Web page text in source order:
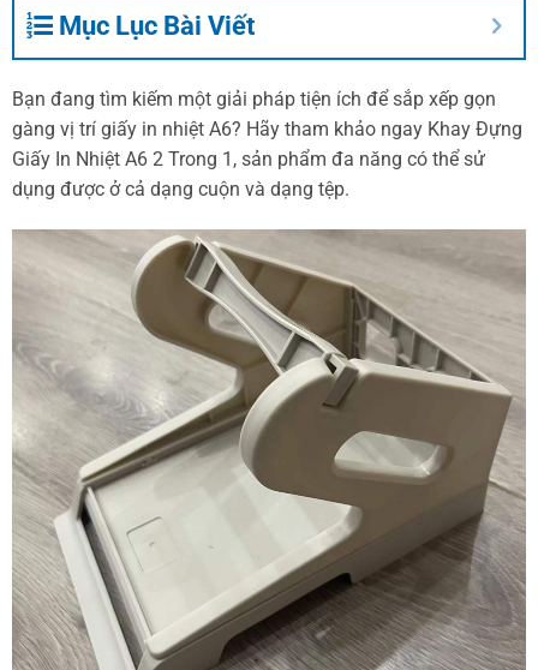
Mục Lục Bài Viết
Bạn đang tìm kiếm một giải pháp tiện ích để sắp xếp gọn
gàng vị trí giấy in nhiệt A6? Hãy tham khảo ngay Khay Đựng
Giấy In Nhiệt A6 2 Trong 1, sản phẩm đa năng có thể sử
dụng được ở cả dạng cuộn và dạng tệp.